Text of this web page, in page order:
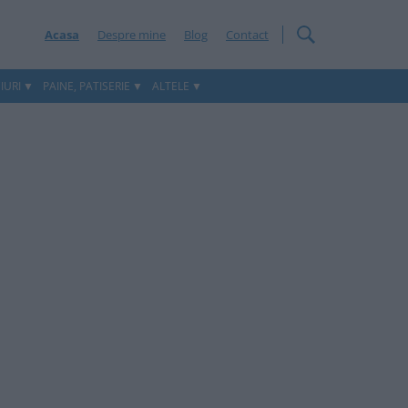
Acasa Despre mine Blog Contact
PAINE, PATISERIE ALTELE